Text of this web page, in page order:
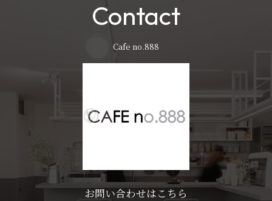
Contact
Cafe no.888
お問い合わせはこちら